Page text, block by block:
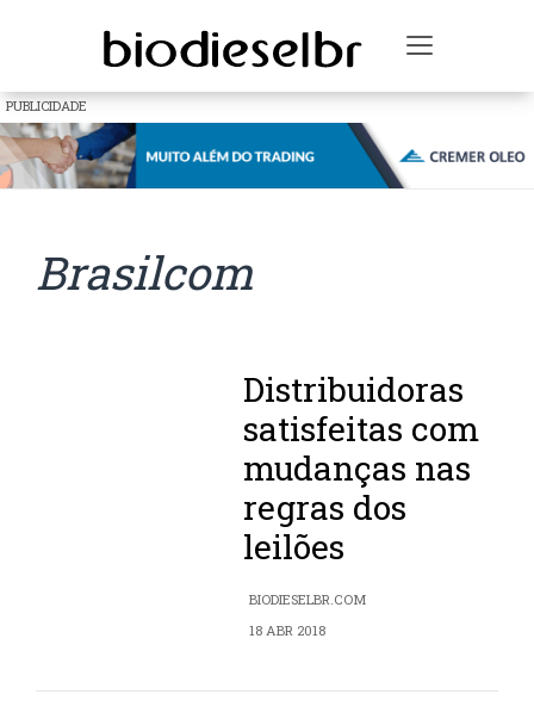
Toggle
PUBLICIDADE
Brasilcom
Distribuidoras
satisfeitas com
mudanças nas
regras dos
leilões
BIODIESELBR.COM
18 ABR 2018